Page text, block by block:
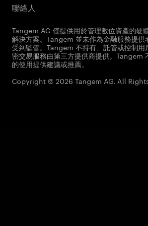
聯絡人
Tangem AG 僅提供用於管理數位資產的硬
解決方案。Tangem 並未作為金融服務提供
受到監管。Tangem 不持有、託管或控制用
密交易服務由第三方提供商提供。Tangem
的使用提供建議或推薦。